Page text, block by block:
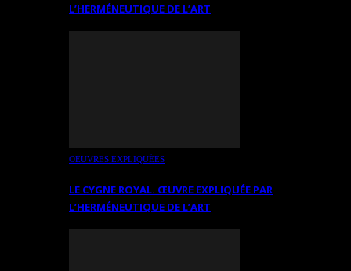
L’HERMÉNEUTIQUE DE L’ART
OEUVRES EXPLIQUÉES
LE CYGNE ROYAL. ŒUVRE EXPLIQUÉE PAR
L’HERMÉNEUTIQUE DE L’ART